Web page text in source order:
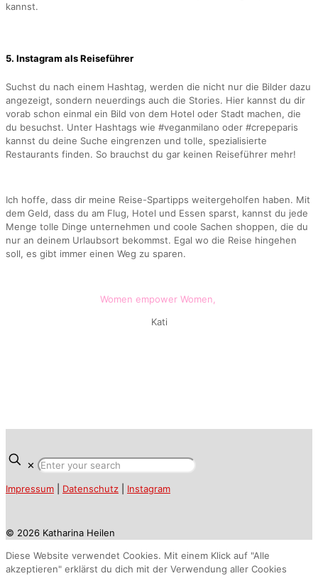
kannst.
5. Instagram als Reiseführer
Suchst du nach einem Hashtag, werden die nicht nur die Bilder dazu
angezeigt, sondern neuerdings auch die Stories. Hier kannst du dir
vorab schon einmal ein Bild von dem Hotel oder Stadt machen, die
du besuchst. Unter Hashtags wie #veganmilano oder #crepeparis
kannst du deine Suche eingrenzen und tolle, spezialisierte
Restaurants finden. So brauchst du gar keinen Reiseführer mehr!
Ich hoffe, dass dir meine Reise-Spartipps weitergeholfen haben. Mit
dem Geld, dass du am Flug, Hotel und Essen sparst, kannst du jede
Menge tolle Dinge unternehmen und coole Sachen shoppen, die du
nur an deinem Urlaubsort bekommst. Egal wo die Reise hingehen
soll, es gibt immer einen Weg zu sparen.
Women empower Women,
Kati
✕
Impressum Datenschutz Instagram
© 2026 Katharina Heilen
Diese Website verwendet Cookies. Mit einem Klick auf "Alle
akzeptieren" erklärst du dich mit der Verwendung aller Cookies